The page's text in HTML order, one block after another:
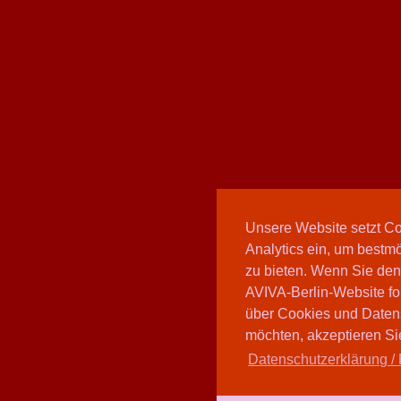
Unsere Website setzt
Analytics ein, um
zu bieten. Wenn Sie
AVIVA-Berlin-Website
über Cookies und
möchten, akzeptieren
Datenschutzerklärung /